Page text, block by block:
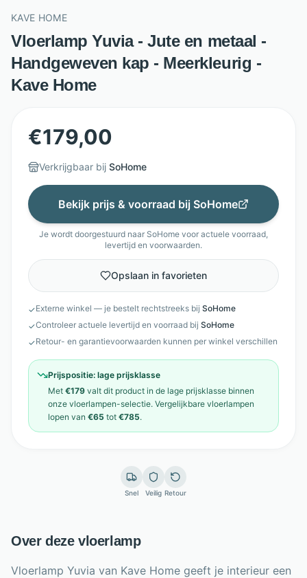
KAVE HOME
Vloerlamp Yuvia - Jute en metaal -
Handgeweven kap - Meerkleurig -
Kave Home
€179,00
Verkrijgbaar bij SoHome
Bekijk prijs & voorraad bij SoHome
Je wordt doorgestuurd naar SoHome voor actuele voorraad,
levertijd en voorwaarden.
Opslaan in favorieten
✓Externe winkel — je bestelt rechtstreeks bij SoHome
✓Controleer actuele levertijd en voorraad bij SoHome
✓Retour- en garantievoorwaarden kunnen per winkel verschillen
Prijspositie: lage prijsklasse
Met €179 valt dit product in de lage prijsklasse binnen
onze vloerlampen-selectie. Vergelijkbare vloerlampen
lopen van €65 tot €785.
Snel Veilig Retour
Over deze vloerlamp
Vloerlamp Yuvia van Kave Home geeft je interieur een